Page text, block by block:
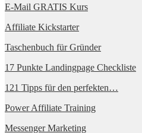
E-Mail GRATIS Kurs
Affiliate Kickstarter
Taschenbuch für Gründer
17 Punkte Landingpage Checkliste
121 Tipps für den perfekten…
Power Affiliate Training
Messenger Marketing